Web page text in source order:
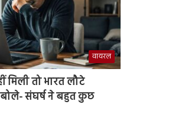
वायरल
मिली तो भारत लौटे
बोले- संघर्ष ने बहुत कुछ